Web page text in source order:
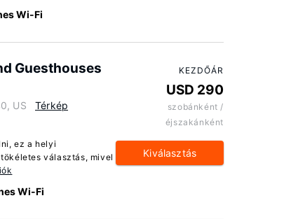
Wi-Fi
Guesthouses
US
Térkép
ez a helyi
választás, mivel
Wi-Fi
KEZDŐÁR
USD 290
szobánként /
éjszakánként
Kiválasztás